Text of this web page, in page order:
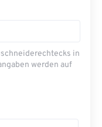
​​in
werden auf